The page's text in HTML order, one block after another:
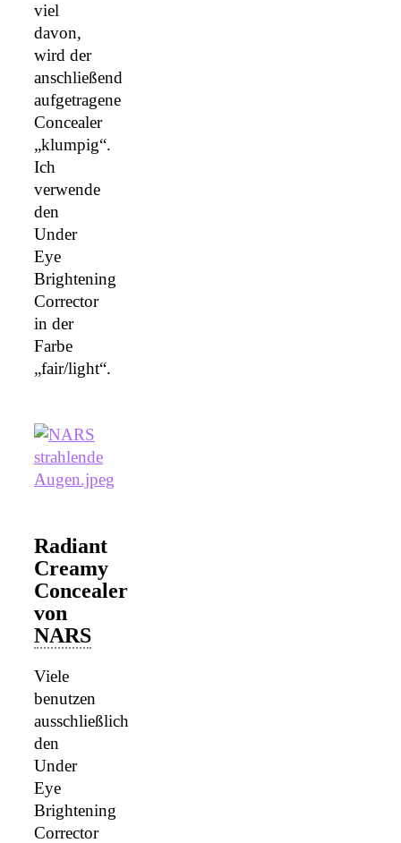
viel
davon,
wird der
anschließend
aufgetragene
Concealer
„klumpig“.
Ich
verwende
den
Under
Eye
Brightening
Corrector
in der
Farbe
„fair/light“.
Radiant
Creamy
Concealer
von
NARS
Viele
benutzen
ausschließlich
den
Under
Eye
Brightening
Corrector